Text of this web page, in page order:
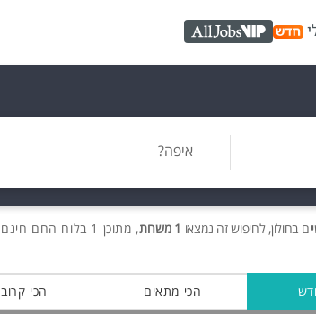
AllJobs VIP
איפה?
בחולון, לחיפוש זה נמצאו 1 משרות , מתוכן 1 בלוח החם חינם!
הכי מתאים הכי קרוב